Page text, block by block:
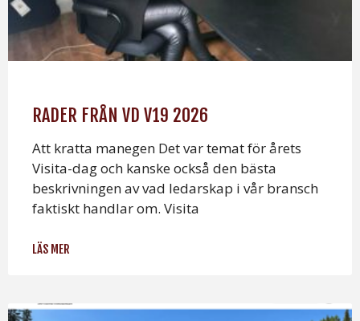
RADER FRÅN VD V19 2026
Att kratta manegen Det var temat för årets
Visita-dag och kanske också den bästa
beskrivningen av vad ledarskap i vår bransch
faktiskt handlar om. Visita
LÄS MER